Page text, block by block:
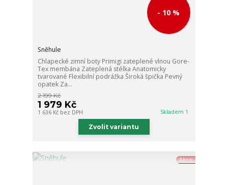
- 10 %
Sněhule
Chlapecké zimní boty Primigi zateplené vlnou Gore-
Tex membána Zateplená stélka Anatomicky
tvarované Flexibilní podrážka Široká špička Pevný
opatek Za...
2 199 Kč
1 979 Kč
1 636 Kč bez DPH Skladem 1
Zvolit variantu
Akce